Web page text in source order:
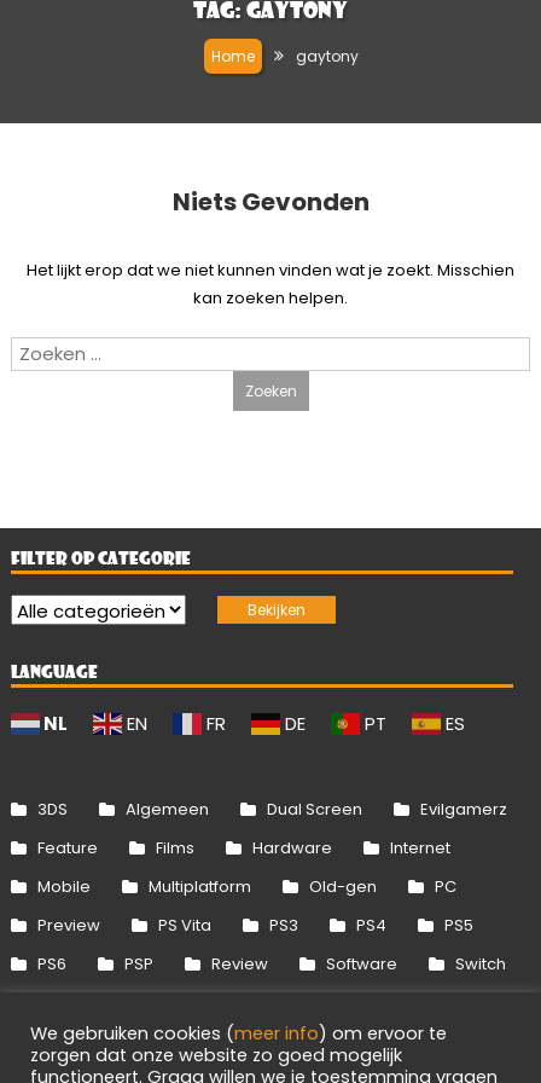
Tag: gaytony
Home gaytony
Niets Gevonden
Het lijkt erop dat we niet kunnen vinden wat je zoekt. Misschien
kan zoeken helpen.
Zoeken
FILTER OP CATEGORIE
LANGUAGE
NL EN FR DE PT ES
3DS Algemeen Dual Screen
Evilgamerz
Feature
Films Hardware
Internet
Mobile
Multiplatform Old-gen
PC
Preview
PS Vita PS3 PS4
PS5
PS6
PSP Review Software
Switch
Xbox 360
Xbox One Xbox Series
We gebruiken cookies (meer info) om ervoor te
zorgen dat onze website zo goed mogelijk
functioneert. Graag willen we je toestemming vragen